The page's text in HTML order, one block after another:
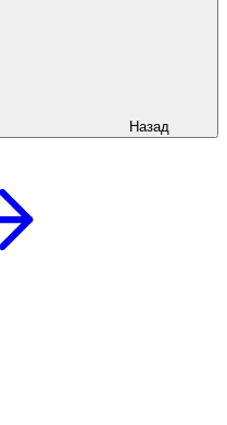
Назад